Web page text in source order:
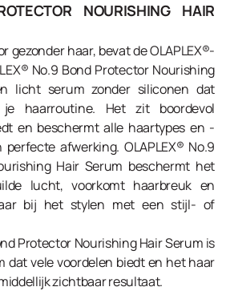
NOURISHING HAIR
gezonder haar, bevat de OLAPLEX®-
No.9 Bond Protector Nourishing
licht serum zonder siliconen dat
haarroutine. Het zit boordevol
en beschermt alle haartypes en -
afwerking. OLAPLEX® No.9
Hair Serum beschermt het
lucht, voorkomt haarbreuk en
bij het stylen met een stijl- of
Protector Nourishing Hair Serum is
dat vele voordelen biedt en het haar
zichtbaar resultaat.